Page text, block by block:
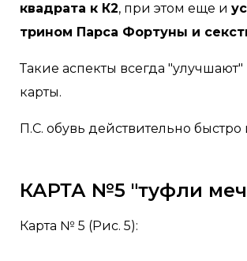
квадрата к К2, при этом еще и
трином Парса Фортуны и
Такие аспекты всегда "улучшают"
карты.
П.С. обувь действительно быстро
КАРТА №5 "туфли
Карта № 5 (Рис. 5):